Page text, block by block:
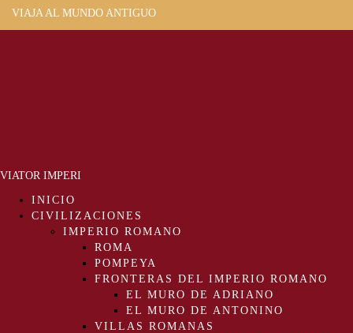
VIAJA AL MUNDO ANTIGUO
VIATOR IMPERI
INICIO
CIVILIZACIONES
IMPERIO ROMANO
ROMA
POMPEYA
FRONTERAS DEL IMPERIO ROMANO
EL MURO DE ADRIANO
EL MURO DE ANTONINO
VILLAS ROMANAS